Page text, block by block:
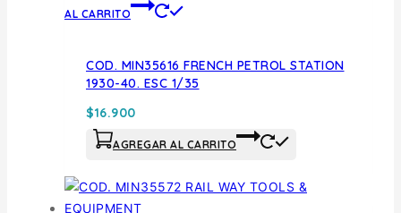
AL CARRITO
COD. MIN35616 FRENCH PETROL STATION
1930-40. ESC 1/35
$16.900
AGREGAR AL CARRITO